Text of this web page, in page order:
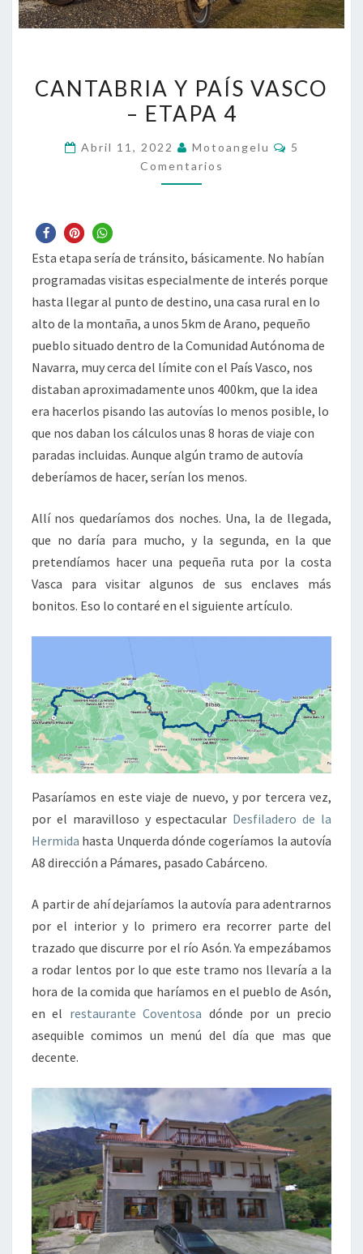
Y
PAÍS
–
ETAPA
CANTABRIA Y PAÍS VASCO
– ETAPA 4
Abril 11, 2022 Motoangelu
5
Comentarios
Esta etapa sería de tránsito, básicamente. No habían
programadas visitas especialmente de interés porque
hasta llegar al punto de destino, una casa rural en lo
alto de la montaña, a unos 5km de Arano, pequeño
pueblo situado dentro de la Comunidad Autónoma de
Navarra, muy cerca del límite con el País Vasco, nos
distaban aproximadamente unos 400km, que la idea
era hacerlos pisando las autovías lo menos posible, lo
que nos daban los cálculos unas 8 horas de viaje con
paradas incluidas. Aunque algún tramo de autovía
deberíamos de hacer, serían los menos.
Allí nos quedaríamos dos noches. Una, la de llegada,
que no daría para mucho, y la segunda, en la que
pretendíamos hacer una pequeña ruta por la costa
Vasca para visitar algunos de sus enclaves más
bonitos. Eso lo contaré en el siguiente artículo.
Pasaríamos en este viaje de nuevo, y por tercera vez,
por el maravilloso y espectacular Desfiladero de la
Hermida hasta Unquerda dónde cogeríamos la autovía
A8 dirección a Pámares, pasado Cabárceno.
A partir de ahí dejaríamos la autovía para adentrarnos
por el interior y lo primero era recorrer parte del
trazado que discurre por el río Asón. Ya empezábamos
a rodar lentos por lo que este tramo nos llevaría a la
hora de la comida que haríamos en el pueblo de Asón,
en el restaurante Coventosa dónde por un precio
asequible comimos un menú del día que mas que
decente.